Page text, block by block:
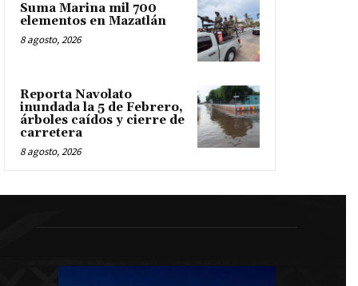
Suma Marina mil 700
elementos en Mazatlán
8 agosto, 2026
Reporta Navolato
inundada la 5 de Febrero,
árboles caídos y cierre de
carretera
8 agosto, 2026